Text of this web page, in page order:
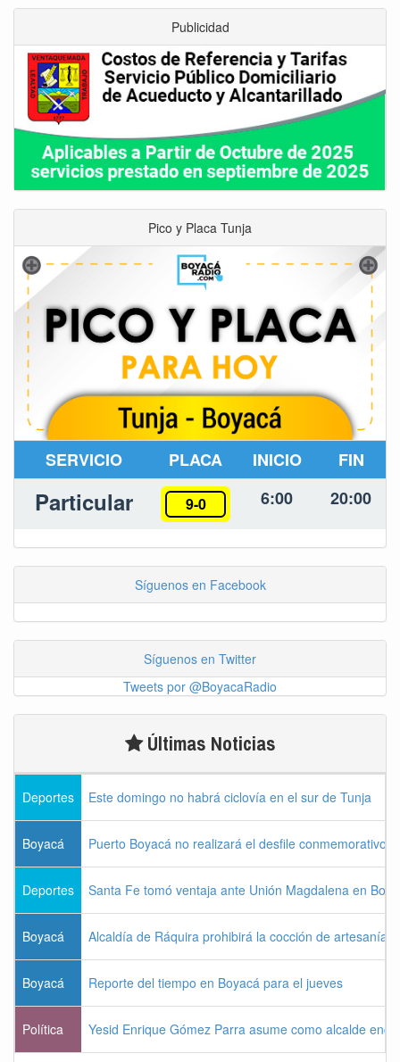
Publicidad
Pico y Placa Tunja
SERVICIO PLACA INICIO FIN
Particular 9-0 6:00 20:00
Síguenos en Facebook
Síguenos en Twitter
Tweets por @BoyacaRadio
Últimas Noticias
Deportes Este domingo no habrá ciclovía en el sur de Tunja
Boyacá Puerto Boyacá no realizará el desfile conmemorativo
Deportes Santa Fe tomó ventaja ante Unión Magdalena en
Boyacá Alcaldía de Ráquira prohibirá la cocción de
Boyacá Reporte del tiempo en Boyacá para el jueves
Política Yesid Enrique Gómez Parra asume como alcalde